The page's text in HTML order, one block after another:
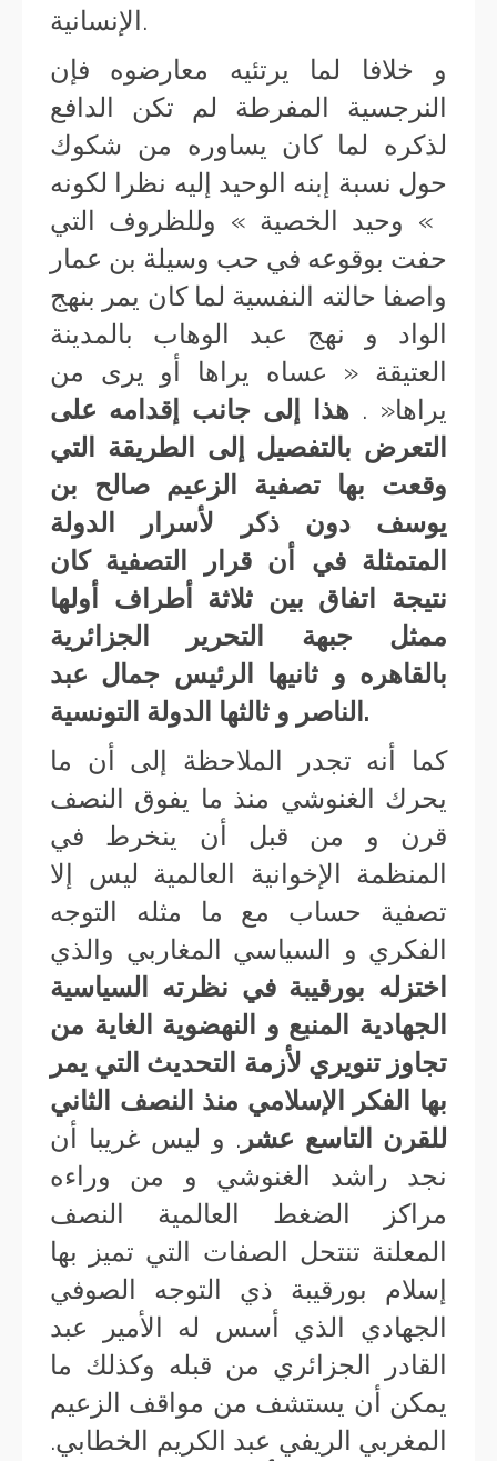
الإنسانية.
و خلافا لما يرتئيه معارضوه فإن
النرجسية المفرطة لم تكن الدافع
لذكره لما كان يساوره من شكوك
حول نسبة إبنه الوحيد إليه نظرا لكونه
» وحيد الخصية » وللظروف التي
حفت بوقوعه في حب وسيلة بن عمار
واصفا حالته النفسية لما كان يمر بنهج
الواد و نهج عبد الوهاب بالمدينة
العتيقة « عساه يراها أو يرى من
يراها« . هذا إلى جانب إقدامه على
التعرض بالتفصيل إلى الطريقة التي
وقعت بها تصفية الزعيم صالح بن
يوسف دون ذكر لأسرار الدولة
المتمثلة في أن قرار التصفية كان
نتيجة اتفاق بين ثلاثة أطراف أولها
ممثل جبهة التحرير الجزائرية
بالقاهره و ثانيها الرئيس جمال عبد
الناصر و ثالثها الدولة التونسية.
كما أنه تجدر الملاحظة إلى أن ما
يحرك الغنوشي منذ ما يفوق النصف
قرن و من قبل أن ينخرط في
المنظمة الإخوانية العالمية ليس إلا
تصفية حساب مع ما مثله التوجه
الفكري و السياسي المغاربي والذي
اختزله بورقيبة في نظرته السياسية
الجهادية المنبع و النهضوية الغاية من
تجاوز تنويري لأزمة التحديث التي يمر
بها الفكر الإسلامي منذ النصف الثاني
للقرن التاسع عشر . و ليس غريبا أن
نجد راشد الغنوشي و من وراءه
مراكز الضغط العالمية النصف
المعلنة تنتحل الصفات التي تميز بها
إسلام بورقيبة ذي التوجه الصوفي
الجهادي الذي أسس له الأمير عبد
القادر الجزائري من قبله وكذلك ما
يمكن أن يستشف من مواقف الزعيم
المغربي الريفي عبد الكريم الخطابي.